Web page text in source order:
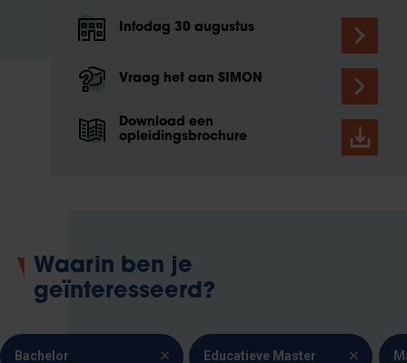
Infodag 30 augustus
Vraag het aan SIMON
Download een
opleidingsbrochure
Waarin ben je
geïnteresseerd?
Bachelor Educatieve Master